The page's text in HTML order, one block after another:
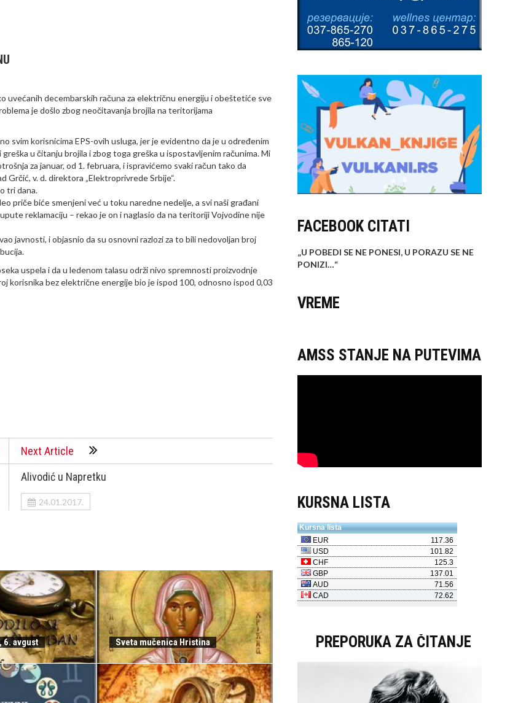
uvećanih decembarskih računa za električnu energiju i obeštetiće sve
je došlo zbog neočitavanja brojila na teritorijama
svim korisnicima EPS-ovih usluga, jer je evidentno da je u određenim
u čitanju brojila i zbog toga greška u ispostavljenim računima. Mi
za januar, od 1. februara, i ispravićemo svaki račun tako da
Grčić, v. d. direktora „Elektroprivrede Srbije“.
tri dana.
priče biće smenjeni već u toku naredne nedelje, a svi naši građani
reklamaciju – rekao je on i naglasio da na teritoriji Vojvodine nije
javnosti, i objasnio da su osnovni razlozi za to bili nedovoljan broj
uspela i da u ledenom talasu održi nivo spremnosti proizvodnje
bez električne energije bio je ispod 100, odnosno ispod 0,03
Next Article
Alivodić u Napretku
24.01.2017.
6. avgust Sveta mučenica Hristina
FACEBOOK CITATI
„U POBEDI SE NE PONESI, U PORAZU SE NE
PONIZI…“
VREME
AMSS STANJE NA PUTEVIMA
KURSNA LISTA
PREPORUKA ZA ČITANJE